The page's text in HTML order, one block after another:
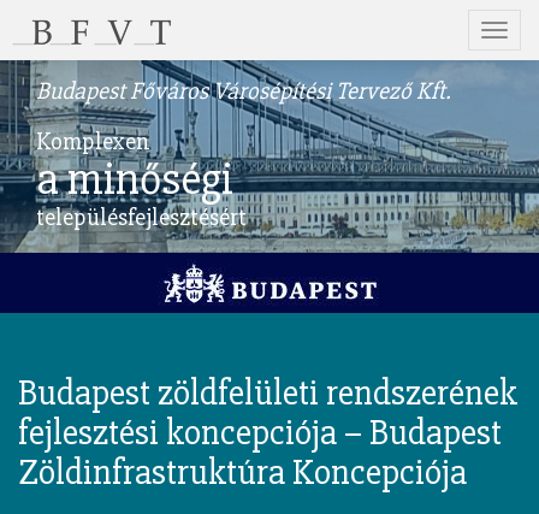
Budapest Főváros Városépítési Tervező Kft.
Komplexen
a minőségi
településfejlesztésért
Menü
Budapest zöldfelületi rendszerének
fejlesztési koncepciója – Budapest
Zöldinfrastruktúra Koncepciója